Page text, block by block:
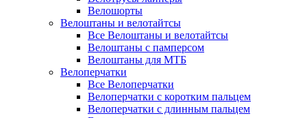
Велошорты
Велоштаны и велотайтсы
Все Велоштаны и велотайтсы
Велоштаны с памперсом
Велоштаны для МТБ
Велоперчатки
Все Велоперчатки
Велоперчатки с коротким пальцем
Велоперчатки с длинным пальцем